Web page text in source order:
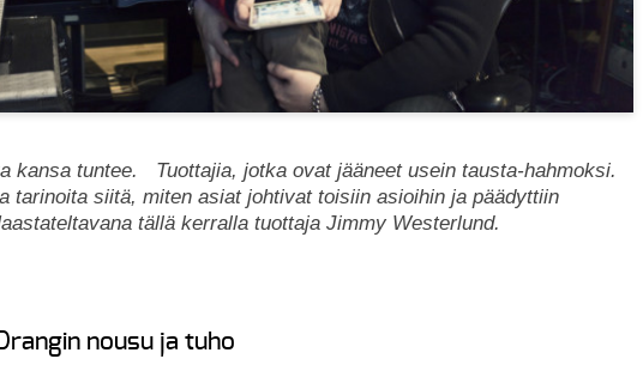
kansa tuntee. Tuottajia, jotka ovat jääneet usein tausta-hahmoksi.
tarinoita siitä, miten asiat johtivat toisiin asioihin ja päädyttiin
tällä kerralla tuottaja Jimmy Westerlund.
nousu ja tuho